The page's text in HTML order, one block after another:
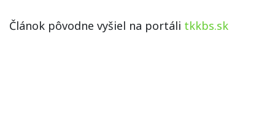
Článok pôvodne vyšiel na portáli tkkbs.sk